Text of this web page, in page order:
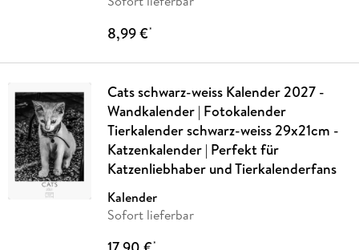
8,99 €*
Cats schwarz-weiss Kalender 2027 -
Wandkalender | Fotokalender
Tierkalender schwarz-weiss 29x21cm -
Katzenkalender | Perfekt für
Katzenliebhaber und Tierkalenderfans
Kalender
Sofort lieferbar
*